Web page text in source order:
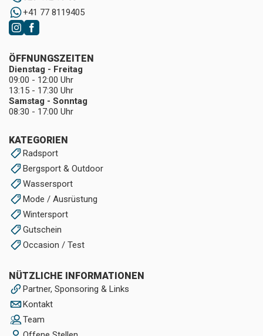
+41 77 8119405
KATEGORIEN
Radsport
Bergsport & Outdoor
Wassersport
Mode / Ausrüstung
Wintersport
Gutschein
Occasion / Test
NÜTZLICHE INFORMATIONEN
Partner, Sponsoring & Links
Kontakt
Team
ÖFFNUNGSZEITEN
Dienstag - Freitag
09:00 - 12:00 Uhr
13:15 - 17:30 Uhr
Samstag - Sonntag
08:30 - 17:00 Uhr